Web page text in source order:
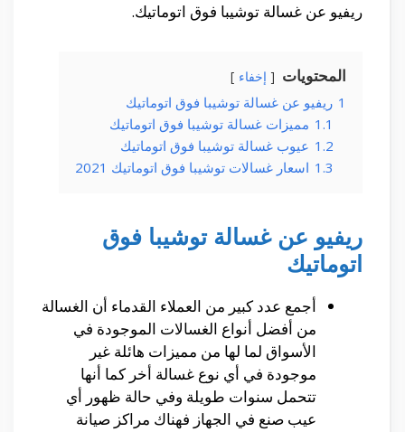
ريفيو عن غسالة توشيبا فوق اتوماتيك.
المحتويات إخفاء
1 ريفيو عن غسالة توشيبا فوق اتوماتيك
1.1 مميزات غسالة توشيبا فوق اتوماتيك
1.2 عيوب غسالة توشيبا فوق اتوماتيك
1.3 اسعار غسالات توشيبا فوق اتوماتيك 2021
ريفيو عن غسالة توشيبا فوق
اتوماتيك
أجمع عدد كبير من العملاء القدماء أن الغسالة
من أفضل أنواع الغسالات الموجودة في
الأسواق لما لها من مميزات هائلة غير
موجودة في أي نوع غسالة أخر كما أنها
تتحمل سنوات طويلة وفي حالة ظهور أي
عيب صنع في الجهاز فهناك مراكز صيانة